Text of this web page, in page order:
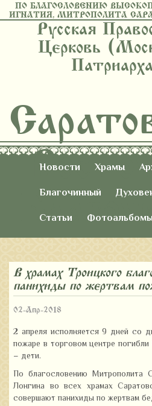
ПО БЛАГОСЛОВЕНИЮ
ИГНАТИЯ, МИТРОПОЛИТА
Русская
Церковь
Новости Храмы
Благочинный
Статьи
В храмах Троицкого
панихиды по жертвам
02-Апр-2018
2 апреля исполняется 9 дней со
пожаре в торговом центре
– дети.
По благословению Митрополита
Лонгина во всех храмах
совершают панихиды по жертвам